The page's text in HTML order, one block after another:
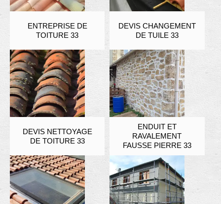
ENTREPRISE DE
TOITURE 33
DEVIS CHANGEMENT
DE TUILE 33
DEVIS NETTOYAGE
DE TOITURE 33
ENDUIT ET
RAVALEMENT
FAUSSE PIERRE 33